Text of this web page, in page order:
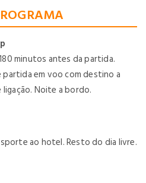
minutos antes da partida.
partida em voo com destino a
ligação. Noite a bordo.
ao hotel. Resto do dia livre.